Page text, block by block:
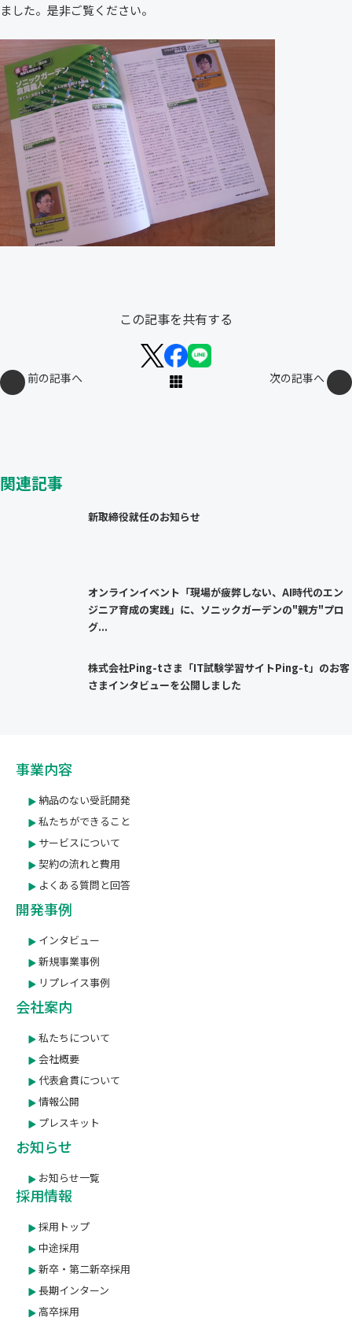
ました。是非ご覧ください。
この記事を共有する
前の記事へ 次の記事へ
関連記事
新取締役就任のお知らせ
オンラインイベント「現場が疲弊しない、AI時代のエン
ジニア育成の実践」に、ソニックガーデンの"親方"プロ
グ...
株式会社Ping-tさま「IT試験学習サイトPing-t」のお客
さまインタビューを公開しました
事業内容
納品のない受託開発
私たちができること
サービスについて
契約の流れと費用
よくある質問と回答
開発事例
インタビュー
新規事業事例
リプレイス事例
会社案内
私たちについて
会社概要
代表倉貫について
情報公開
プレスキット
お知らせ
お知らせ一覧
採用情報
採用トップ
中途採用
新卒・第二新卒採用
長期インターン
高卒採用